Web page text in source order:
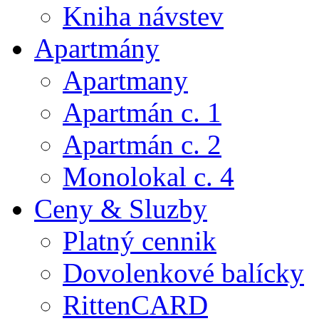
Kniha návstev
Apartmány
Apartmany
Apartmán c. 1
Apartmán c. 2
Monolokal c. 4
Ceny & Sluzby
Platný cennik
Dovolenkové balícky
RittenCARD